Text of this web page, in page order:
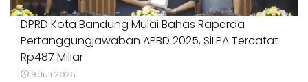
DPRD Kota Bandung Mulai Bahas Raperda
Pertanggungjawaban APBD 2025, SiLPA Tercatat
Rp487 Miliar
9 Juli 2026